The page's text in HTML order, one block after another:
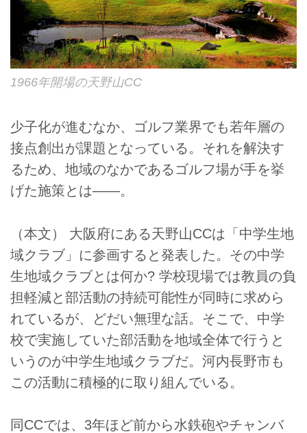
1966年開場の天野山CC
少子化が進むなか、ゴルフ業界でも若年層の
接点創出が課題となっている。それを解決す
るため、地域のなかであるゴルフ場が手を挙
げた施策とは――。
（本文） 大阪府にある天野山CCは「中学生地
域クラブ」に参画すると発表した。その中学
生地域クラブとは何か? 学校現場では教員の負
担軽減と部活動の持続可能性が同時に求めら
れているが、どだい無理な話。そこで、中学
校で実施していた部活動を地域全体で行うと
いうのが中学生地域クラブだ。河内長野市も
この活動に積極的に取り組んでいる。
同CCでは、3年ほど前から水鉄砲やチャンバ